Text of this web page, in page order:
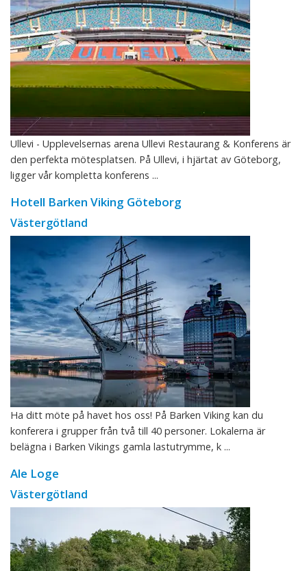
Ullevi - Upplevelsernas arena Ullevi Restaurang & Konferens är
den perfekta mötesplatsen. På Ullevi, i hjärtat av Göteborg,
ligger vår kompletta konferens ...
Hotell Barken Viking Göteborg
Västergötland
Ha ditt möte på havet hos oss! På Barken Viking kan du
konferera i grupper från två till 40 personer. Lokalerna är
belägna i Barken Vikings gamla lastutrymme, k ...
Ale Loge
Västergötland